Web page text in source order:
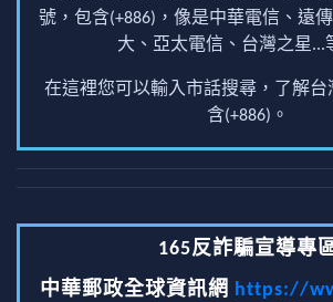
號，包含(+886)，像是中華電信、遠
大、亞太電信、台灣之星...
在這裡您可以輸入市話搜尋，了解台
含(+886)。
165反詐騙宣導專
中華郵政全球資訊網 https://